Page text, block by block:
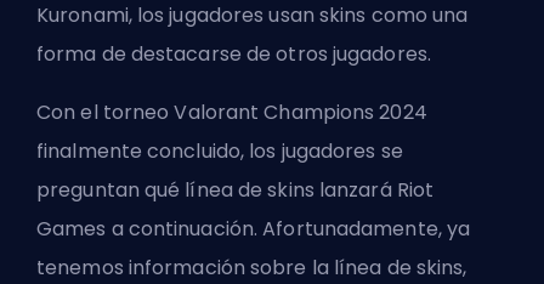
Kuronami, los jugadores usan skins como una
forma de destacarse de otros jugadores.
Con el torneoValorant Champions 2024
finalmente concluido, los jugadores se
preguntan qué línea de skins lanzará Riot
Games a continuación. Afortunadamente, ya
tenemos información sobre la línea de skins,